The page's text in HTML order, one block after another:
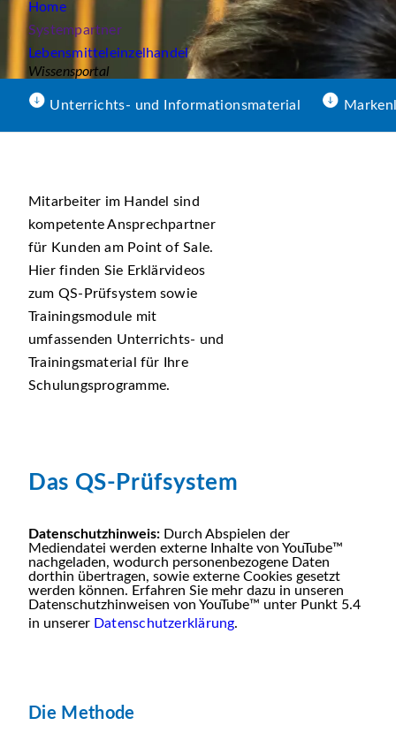
Home
Systempartner
Lebensmitteleinzelhandel
Wissensportal
Unterrichts- und Informationsmaterial
Mitarbeiter im Handel sind
kompetente Ansprechpartner
für Kunden am Point of Sale.
Hier finden Sie Erklärvideos
zum QS-Prüfsystem sowie
Trainingsmodule mit
umfassenden Unterrichts- und
Trainingsmaterial für Ihre
Schulungsprogramme.
Das QS-Prüfsystem
Datenschutzhinweis: Durch Abspielen der
Mediendatei werden externe Inhalte von YouTube™
nachgeladen, wodurch personenbezogene Daten
dorthin übertragen, sowie externe Cookies gesetzt
werden können. Erfahren Sie mehr dazu in unseren
Datenschutzhinweisen von YouTube™ unter Punkt 5.4
in unserer Datenschutzerklärung.
Die Methode